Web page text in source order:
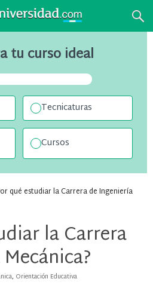
tu curso ideal
Tecnicaturas
Cursos
qué estudiar la Carrera de Ingeniería
la Carrera
, Orientación Educativa